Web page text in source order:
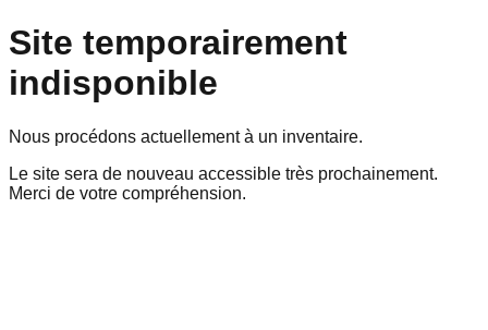
Site temporairement
indisponible
Nous procédons actuellement à un inventaire.
Le site sera de nouveau accessible très prochainement.
Merci de votre compréhension.